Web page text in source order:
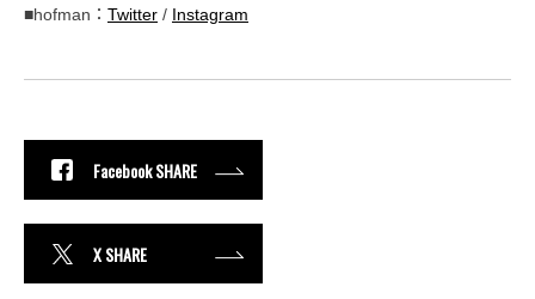
■hofman： Twitter / Instagram
Facebook SHARE
X SHARE